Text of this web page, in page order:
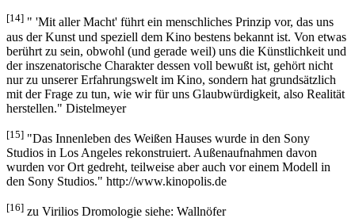
[14] " 'Mit aller Macht' führt ein menschliches Prinzip vor, das uns
aus der Kunst und speziell dem Kino bestens bekannt ist. Von etwas
berührt zu sein, obwohl (und gerade weil) uns die Künstlichkeit und
der inszenatorische Charakter dessen voll bewußt ist, gehört nicht
nur zu unserer Erfahrungswelt im Kino, sondern hat grundsätzlich
mit der Frage zu tun, wie wir für uns Glaubwürdigkeit, also Realität
herstellen." Distelmeyer
[15] "Das Innenleben des Weißen Hauses wurde in den Sony
Studios in Los Angeles rekonstruiert. Außenaufnahmen davon
wurden vor Ort gedreht, teilweise aber auch vor einem Modell in
den Sony Studios." http://www.kinopolis.de
[16] zu Virilios Dromologie siehe: Wallnöfer